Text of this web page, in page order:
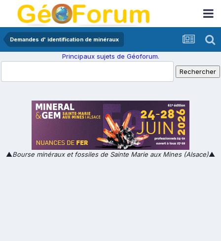
Demandes d' identification de minéraux
Principaux sujets de Géoforum.
▲Bourse minéraux et fossiles de Sainte Marie aux Mines (Alsace)▲